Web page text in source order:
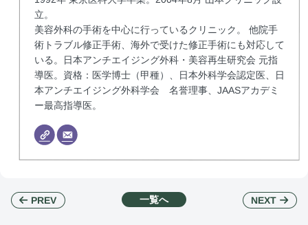
立。
美容外科の手術を中心に行っているクリニック。 他院手
術トラブル修正手術、海外で受けた修正手術にも対応して
いる。日本アンチエイジング外科・美容再生研究会 元指
導医。資格：医学博士（甲種）、日本外科学会認定医、日
本アンチエイジング外科学会 名誉理事、JAASアカデミ
ー最高指導医。
PREV 一覧へ NEXT